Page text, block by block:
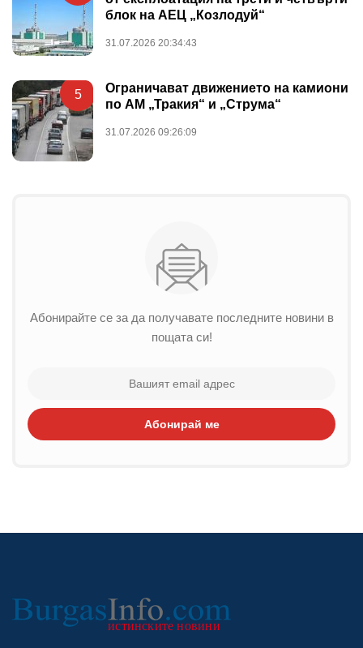
блок на АЕЦ „Козлодуй“
31.07.2026 20:34:43
5
Ограничават движението на камиони
по АМ „Тракия“ и „Струма“
31.07.2026 09:26:09
Абонирайте се за да получавате последните новини в
пощата си!
Абонирай ме